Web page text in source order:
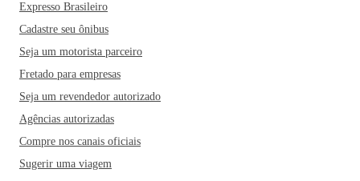
Expresso Brasileiro
Cadastre seu ônibus
Seja um motorista parceiro
Fretado para empresas
Seja um revendedor autorizado
Agências autorizadas
Compre nos canais oficiais
Sugerir uma viagem